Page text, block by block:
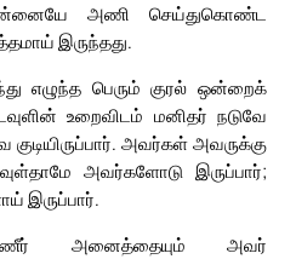
அணி செய்துகொண்ட
இருந்தது.
எழுந்த பெரும் குரல் ஒன்றைக்
உறைவிடம் மனிதர் நடுவே
அவர்கள் அவருக்கு
அவர்களோடு இருப்பார்;
இருப்பார்.
அனைத்தையும் அவர்